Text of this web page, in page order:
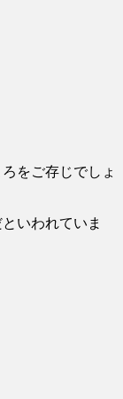
をご存じでしょ
いわれていま